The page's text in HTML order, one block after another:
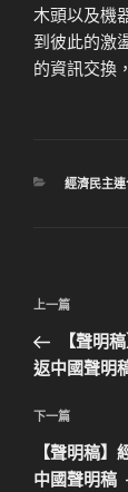
木頭以及機
到彼此的激
的資訊交換
分
經濟民主連
文
導
覽
上
一
篇
章
上一篇
【聲明
返中國聲明
下
一
篇
下一篇
【聲明稿
中國聲明稿